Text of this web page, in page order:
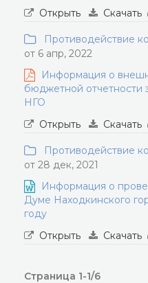
Открыть
Скачать
Противодействие
от 6 апр, 2022
Информация о
бюджетной отчетности
НГО
Открыть
Скачать
Противодействие
от 28 дек, 2021
Информация о
Думе Находкинского
году
Открыть
Скачать
Страница 1-1/6